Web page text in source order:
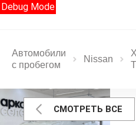
Debug Mode
Автомобили
с пробегом
Nissan
СМОТРЕТЬ ВСЕ